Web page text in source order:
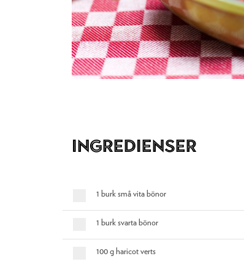
Ingredienser
1 burk små vita bönor
1 burk svarta bönor
100 g haricot verts